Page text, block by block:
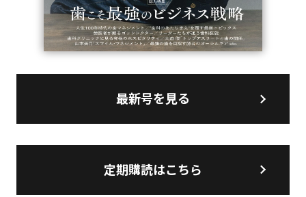
最新号を見る
定期購読はこちら